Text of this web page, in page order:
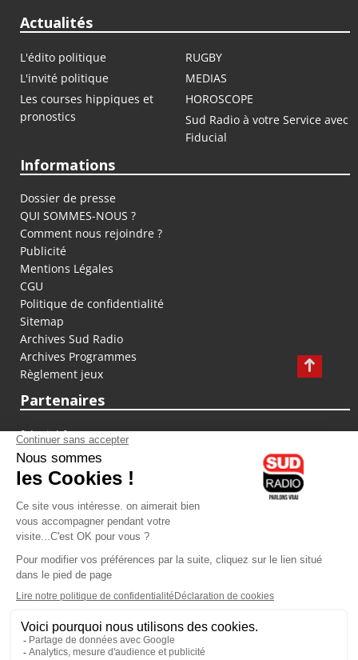
Actualités
L'édito politique
RUGBY
L'invité politique
MEDIAS
Les courses hippiques et
pronostics
HOROSCOPE
Sud Radio à votre Service avec
Fiducial
Informations
Dossier de presse
QUI SOMMES-NOUS ?
Comment nous rejoindre ?
Publicité
Mentions Légales
CGU
Politique de confidentialité
Sitemap
Archives Sud Radio
Archives Programmes
Règlement jeux
Partenaires
fiducial.fr
lyoncapitale.fr
olympique-et-lyonnais.com
L'application Iphone / Android
Téléchargez l'application
Les cookies
Gestion des cookies